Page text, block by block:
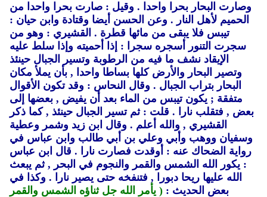
وصارت البحار بحرا واحدا . وقيل : صارت بحرا واحدا من
الحميم لأهل النار . وعن الحسن أيضا وقتادة وابن حيان :
تيبس فلا يبقى من مائها قطرة . القشيري : وهو من
سجرت التنور أسجره سجرا : إذا أحميته وإذا سلط عليه
الإيقاد نشف ما فيه من الرطوبة وتسير الجبال حينئذ
وتصير البحار والأرض كلها بساطا واحدا , بأن يملأ مكان
البحار بتراب الجبال . وقال النحاس : وقد تكون الأقوال
متفقة ; يكون تيبس من الماء بعد أن يفيض , بعضها إلى
بعض , فتقلب نارا . قلت : ثم تسير الجبال حينئذ ,كما ذكر
القشيري , والله أعلم . وقال ابن زيد وشمر وعطية
وسفيان ووهب وأبي وعلي بن أبي طالب وابن عباس في
رواية الضحاك عنه : أوقدت فصارت نارا . قال ابن عباس
: يكور الله الشمس والقمر والنجوم في البحر ,ثم يبعث
الله عليها ريحا دبورا , فتنفخه حتى يصير نارا . وكذا في
بعض الحديث : ( يأمر الله جل ثناؤه الشمس والقمر